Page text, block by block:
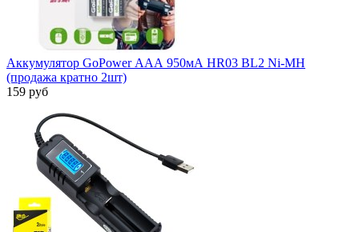
Аккумулятор GoPower ААА 950мА HR03 BL2 Ni-MH
(продажа кратно 2шт)
159 руб